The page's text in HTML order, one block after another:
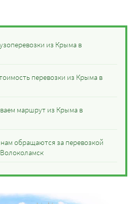
из Крыма в
перевозки из Крыма в
маршрут из Крыма в
обращаются за перевозкой